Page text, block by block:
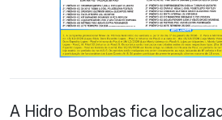
A Hidro Bombas fica